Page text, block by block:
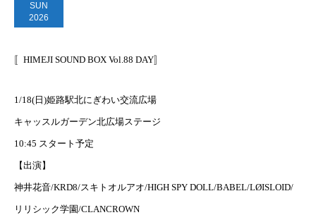
SUN
2026
〚HIMEJI SOUND BOX Vol.88 DAY〛
1/18(日)姫路駅北にぎわい交流広場
キャッスルガーデン北広場ステージ
10:45 スタート予定
【出演】
神井花音/KRD8/スキトオルアオ/HIGH SPY DOLL/BABEL/LØISLOID/
リリシック学園/CLANCROWN